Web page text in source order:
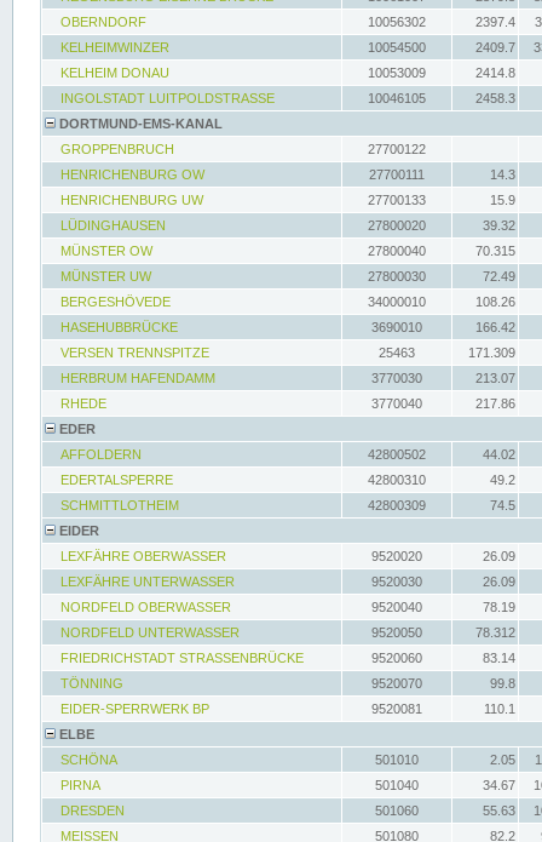
OBERNDORF
10056302 2397.4
KELHEIMWINZER
10054500 2409.7
KELHEIM DONAU
10053009
2414.8
INGOLSTADT LUITPOLDSTRASSE
10046105
2458.3
DORTMUND-EMS-KANAL
GROPPENBRUCH
27700122
HENRICHENBURG OW
27700111
14.3
HENRICHENBURG UW
27700133
15.9
LÜDINGHAUSEN
27800020
39.32
MÜNSTER OW
27800040
70.315
MÜNSTER UW
27800030
72.49
BERGESHÖVEDE
34000010
108.26
HASEHUBBRÜCKE
3690010
166.42
VERSEN TRENNSPITZE
25463
171.309
HERBRUM HAFENDAMM
3770030
213.07
RHEDE
3770040
217.86
EDER
AFFOLDERN
42800502
44.02
EDERTALSPERRE
42800310
49.2
SCHMITTLOTHEIM
42800309
74.5
EIDER
LEXFÄHRE OBERWASSER
9520020
26.09
LEXFÄHRE UNTERWASSER
9520030
26.09
NORDFELD OBERWASSER
9520040
78.19
NORDFELD UNTERWASSER
9520050
78.312
FRIEDRICHSTADT STRASSENBRÜCKE
9520060
83.14
TÖNNING
9520070
99.8
EIDER-SPERRWERK BP
9520081
110.1
ELBE
SCHÖNA
501010 2.05
PIRNA
501040 34.67
DRESDEN
501060 55.63
MEISSEN
501080 82.2